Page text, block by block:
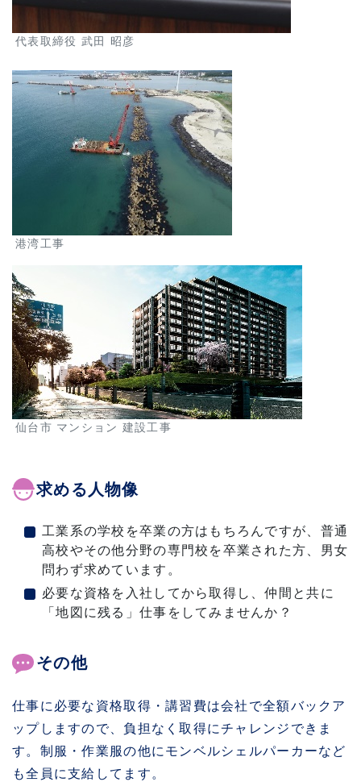
代表取締役 武田 昭彦
港湾工事
仙台市 マンション 建設工事
求める人物像
工業系の学校を卒業の方はもちろんですが、普通
高校やその他分野の専門校を卒業された方、男女
問わず求めています。
必要な資格を入社してから取得し、仲間と共に
「地図に残る」仕事をしてみませんか？
その他
仕事に必要な資格取得・講習費は会社で全額バックア
ップしますので、負担なく取得にチャレンジできま
す。制服・作業服の他にモンベルシェルパーカーなど
も全員に支給してます。